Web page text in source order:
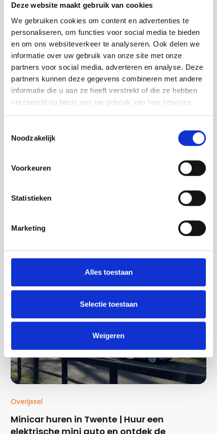
Deze website maakt gebruik van cookies
We gebruiken cookies om content en advertenties te
personaliseren, om functies voor social media te bieden
en om ons websiteverkeer te analyseren. Ook delen we
informatie over uw gebruik van onze site met onze
partners voor social media, adverteren en analyse. Deze
partners kunnen deze gegevens combineren met andere
informatie die u aan ze heeft verstrekt of die ze hebben
verzameld op basis van uw gebruik van hun services.
Noodzakelijk
Voorkeuren
Statistieken
Marketing
Alles toestaan
Selectie toestaan
Weigeren
E-bike, E-chopper & Retro Bike huren in
Ontdek het Groene Hart vanuit Bodegraven
Overijssel
Minicar huren in Twente | Huur een
elektrische mini auto en ontdek de